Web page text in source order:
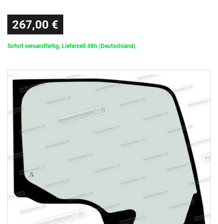
267,00 €
Sofort versandfertig, Lieferzeit 48h (Deutschland)